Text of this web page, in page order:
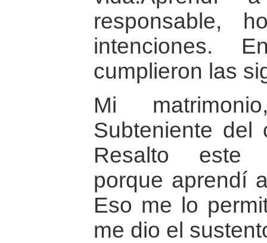
responsable,
intenciones.
cumplieron las
Mi
Subteniente del
Resalto este
porque aprendí
Eso me lo
me dio el